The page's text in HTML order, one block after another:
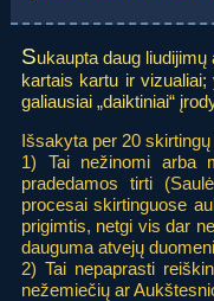
Sukaupta daug
kartais kartu ir
galiausiai „daiktiniai“
Išsakyta per 20
1) Tai nežinomi arba
pradedamos tirti
procesai skirtinguose
prigimtis, netgi vis dar
dauguma atvejų
2) Tai nepaprasti
nežemiečių ar